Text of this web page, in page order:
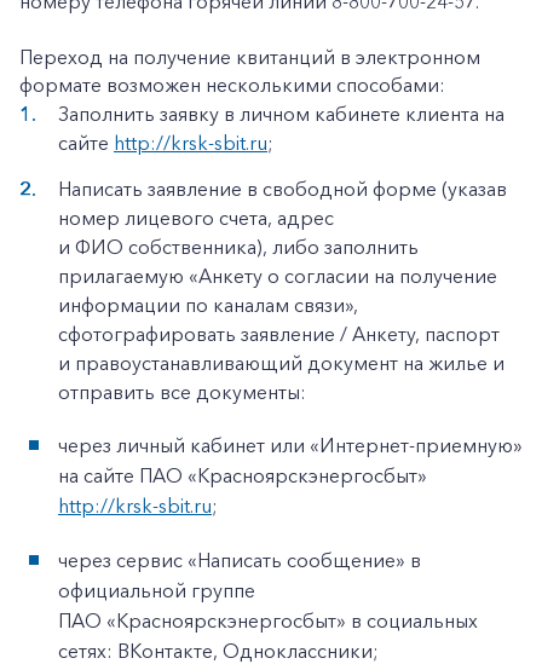
Переход на получение квитанций в электронном
формате возможен несколькими способами:
Заполнить заявку в личном кабинете клиента на
сайте http://krsk-sbit.ru;
Написать заявление в свободной форме (указав
номер лицевого счета, адрес
и ФИО собственника), либо заполнить
прилагаемую «Анкету о согласии на получение
информации по каналам связи»,
сфотографировать заявление / Анкету, паспорт
и правоустанавливающий документ на жилье и
отправить все документы:
через личный кабинет или «Интернет-приемную»
на сайте ПАО «Красноярскэнергосбыт»
http://krsk-sbit.ru;
через сервис «Написать сообщение» в
официальной группе
ПАО «Красноярскэнергосбыт» в социальных
сетях: ВКонтакте, Одноклассники;